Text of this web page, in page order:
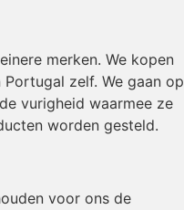
merken. We kopen
zelf. We gaan op
vurigheid waarmee ze
worden gesteld.
voor ons de